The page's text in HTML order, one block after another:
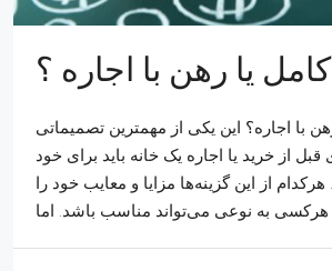
یا رهن با اجاره ؟
با اجاره؟ این یکی از مهمترین تصمیماتی
از خرید یا اجاره یک خانه باید برای خود
از این گزینه‌ها مزایا و معایب خود را